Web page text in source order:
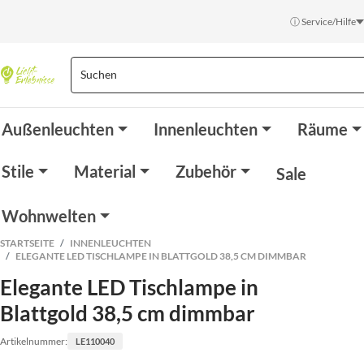
ⓘ Service/Hilfe
Außenleuchten Innenleuchten Räume
Stile Material Zubehör Sale
Wohnwelten
STARTSEITE
INNENLEUCHTEN
ELEGANTE LED TISCHLAMPE IN BLATTGOLD 38,5 CM DIMMBAR
Elegante LED Tischlampe in
Blattgold 38,5 cm dimmbar
Artikelnummer: LE110040